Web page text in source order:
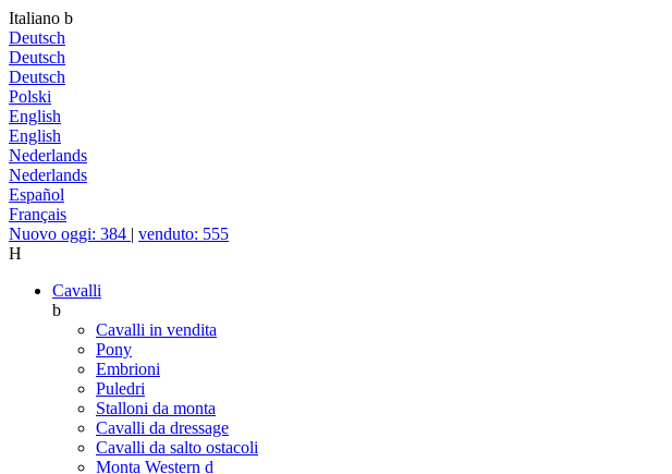
Italiano b
Deutsch
Deutsch
Deutsch
Polski
English
English
Nederlands
Nederlands
Español
Français
Nuovo oggi: 384 | venduto: 555
H
Cavalli
b
Cavalli in vendita
Pony
Embrioni
Puledri
Stalloni da monta
Cavalli da dressage
Cavalli da salto ostacoli
Monta Western d